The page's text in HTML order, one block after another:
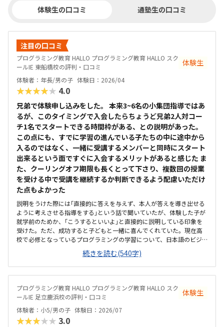
体験生の口コミ 通塾生の口コミ
注目の口コミ
プログラミング教育 HALLO プログラミング教育 HALLO スク
ールIE 東船橋校の評判・口コミ
体験生
体験者：年長/男の子 体験日：2026/04
★★★★★ 4.0
兄弟で体験申し込みをした。 本来3~6名の小集団指導ではあ
るが、このタイミングで入会したらちょうど兄弟2人対コー
チ1名でスタートできる時間枠がある、との説明があった。
この点にも、すでに学習の進んでいる子たちの中に途中から
入るのではなく、一緒に受講するメンバーと同時にスタート
出来るという面ですぐに入会するメリットがあると感じた ま
た、クーリングオフ期限も長くとって下さり、複数回の授業
を受ける中で受講を継続するか判断できるよう配慮いただけ
た点もよかった
説明をうけた際には｢直接的に答えを与えず、本人が答えを導き出せる
ように考えさせる指導をする｣という話で聞いていたが、体験した子が
就学前のためか、｢こうするといいよ｣と直接的に説明している印象を
受けた。ただ、成功すると子どもと一緒に喜んでくれていた。現在高
校で必修となっているプログラミングの学習について、日本語のビジ
ュアル言語からはじめ、本格的なテキストコーディングまでを段階的
にステップアップして繋げ将来必要な力まで着実に身に付けることが
出来そうだと感じた。また、ゲームを作成し他の生徒から評価をうけ
ることが出来るという仕組みも、子どもが興味をもって取り組めそう
だと感じた。駅からさほど離れておらず、自転車置場もあるため通い
やすいと思うただ、看板としては同教室内で行われている【個別指導
スクールIE】の表記しか見受けられず、【HALLO】の教室が別にあるの
か少し迷ってしまった。教室内の色調も明るく、居心地はいいと感じ
た。ただ、同一の教室内で教科学習の個別指導も行われているため、
続きを読む(540字)
プログラミング教育 HALLO プログラミング教育 HALLO スク
ールIE 足立鹿浜校の評判・口コミ
体験生
体験者：小5/男の子 体験日：2026/07
★★★★★ 3.0